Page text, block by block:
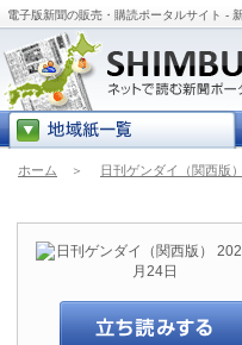
電子版新聞の販売・購読ポータルサイト -
ホーム ＞ 日刊ゲンダイ（関西版）